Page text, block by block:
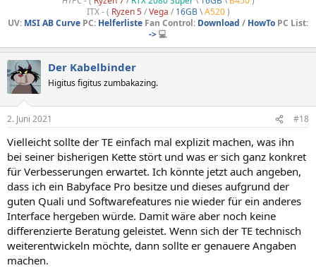
ITX - ( Ryzen 5/Vega / 16GB\A520)
UV: MSI AB Curve PC: Helferliste Fan Control: Download / HowTo PC List:
->💻
Der Kabelbinder
Higitus figitus zumbakazing.
2. Juni 2021 #18
Vielleicht sollte der TE einfach mal explizit machen, was ihn
bei seiner bisherigen Kette stört und was er sich ganz konkret
für Verbesserungen erwartet. Ich könnte jetzt auch angeben,
dass ich ein Babyface Pro besitze und dieses aufgrund der
guten Quali und Softwarefeatures nie wieder für ein anderes
Interface hergeben würde. Damit wäre aber noch keine
differenzierte Beratung geleistet. Wenn sich der TE technisch
weiterentwickeln möchte, dann sollte er genauere Angaben
machen.